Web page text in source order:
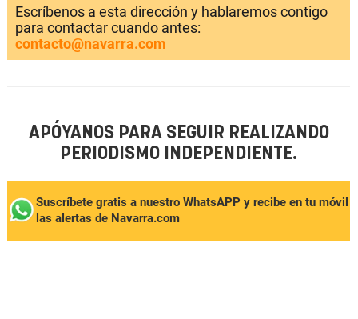
Escríbenos a esta dirección y hablaremos contigo
para contactar cuando antes:
contacto@navarra.com
APÓYANOS PARA SEGUIR REALIZANDO
PERIODISMO INDEPENDIENTE.
Suscríbete gratis a nuestro WhatsAPP y recibe en tu móvil
las alertas de Navarra.com